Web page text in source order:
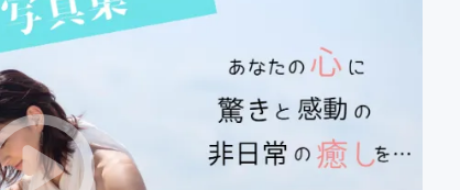
ゲーム・サービス開発
チャレンジ ビュー